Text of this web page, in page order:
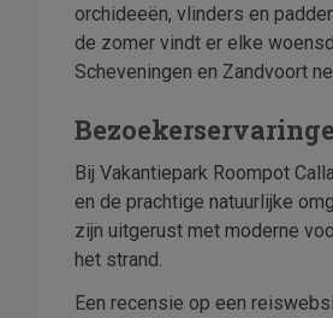
orchideeën, vlinders en
de zomer vindt er elke
Scheveningen en Zandvoort
Bij Vakantiepark Roompot
en de prachtige natuurlijke
zijn uitgerust met moderne
het strand.
Een recensie op een